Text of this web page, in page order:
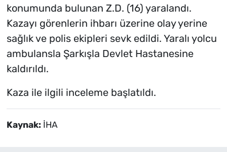
konumunda bulunan Z.D. (16) yaralandı.
Kazayı görenlerin ihbarı üzerine olay yerine
sağlık ve polis ekipleri sevk edildi. Yaralı yolcu
ambulansla Şarkışla Devlet Hastanesine
kaldırıldı.
Kaza ile ilgili inceleme başlatıldı.
Kaynak: İHA